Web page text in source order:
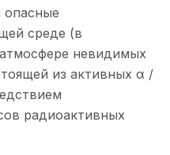
опасные
среде (в
невидимых
из активных α /
радиоактивных